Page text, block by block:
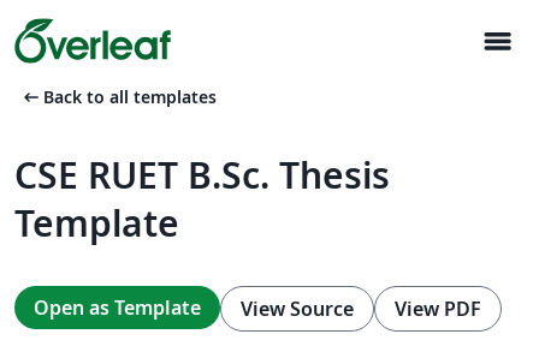
menu
arrow_left_alt Back to all templates
CSE RUET B.Sc. Thesis
Template
Open as Template View Source View PDF